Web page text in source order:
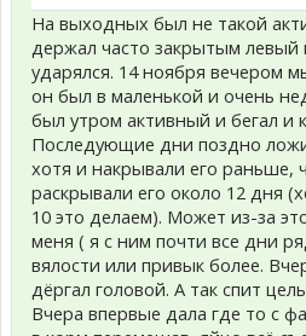
На выходных был не такой
держал часто закрытым левый
ударялся. 14 ноября вечером
он был в маленькой и очень
был утром активный и бегал и
Последующие дни поздно
хотя и накрывали его раньше,
раскрывали его около 12 дня
10 это делаем). Может из-за
меня ( я с ним почти все дни
вялости или привык более.
дёргал головой. А так спит
Вчера впервые дала где то с